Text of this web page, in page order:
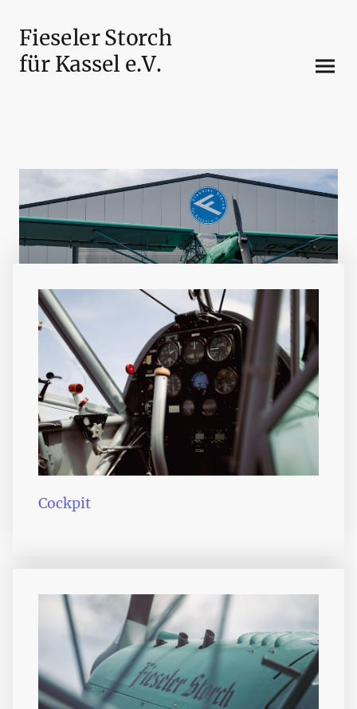
Fieseler Storch
für Kassel e.V.
Cockpit